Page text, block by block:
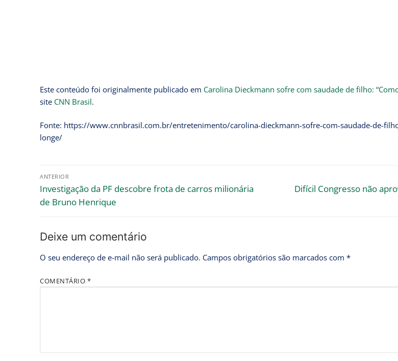
Este conteúdo foi originalmente publicado em Carolina Dieckmann sofre com saudade de filho:
site CNN Brasil.
Fonte: https://www.cnnbrasil.com.br/entretenimento/carolina-dieckmann-sofre-com-saudade-de-
longe/
ANTERIOR
Investigação da PF descobre frota de carros milionária
de Bruno Henrique
Difícil Congresso não
Deixe um comentário
O seu endereço de e-mail não será publicado. Campos obrigatórios são marcados com *
COMENTÁRIO *